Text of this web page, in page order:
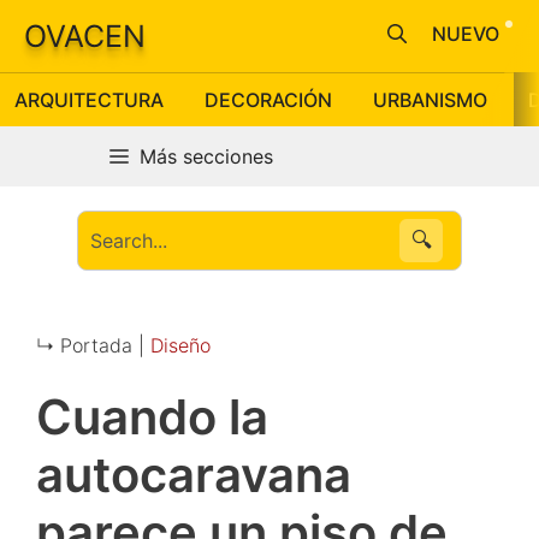
Saltar
contenido
OVACEN
ARQUITECTURA DECORACIÓN URBANISMO
NUEVO
Más secciones
🔍
↳ Portada | Diseño
Cuando la
autocaravana